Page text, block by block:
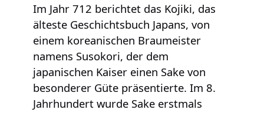
Im Jahr 712 berichtet das Kojiki, das
älteste Geschichtsbuch Japans, von
einem koreanischen Braumeister
namens Susokori, der dem
japanischen Kaiser einen Sake von
besonderer Güte präsentierte. Im 8.
Jahrhundert wurde Sake erstmals